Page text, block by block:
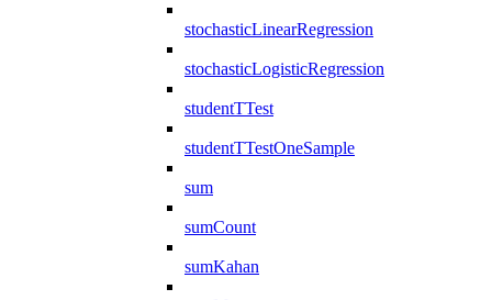
stochasticLinearRegression
stochasticLogisticRegression
studentTTest
studentTTestOneSample
sum
sumCount
sumKahan